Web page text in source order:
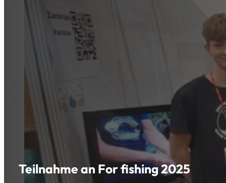
Teilnahme an For fishing 2025